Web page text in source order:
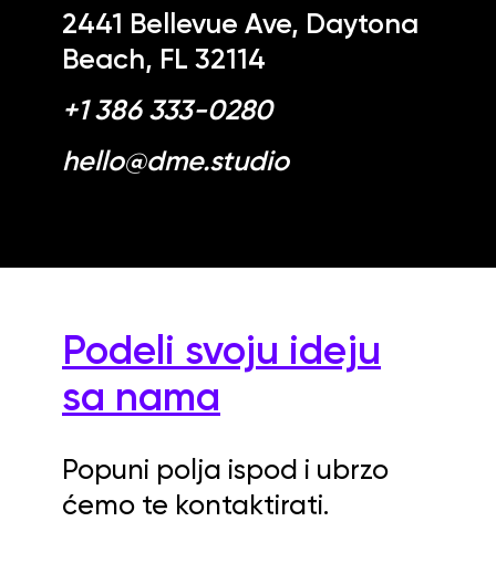
2441 Bellevue Ave, Daytona
Beach, FL 32114
+1 386 333-0280
hello@dme.studio
Podeli svoju ideju
sa nama
Popuni polja ispod i ubrzo
ćemo te kontaktirati.